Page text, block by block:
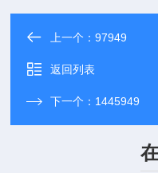
上一个：97949
返回列表
下一个： 1445949